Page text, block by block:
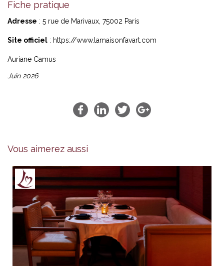
Fiche pratique
Adresse : 5 rue de Marivaux, 75002 Paris
Site officiel : https://www.lamaisonfavart.com
Auriane Camus
Juin 2026
Vous aimerez aussi